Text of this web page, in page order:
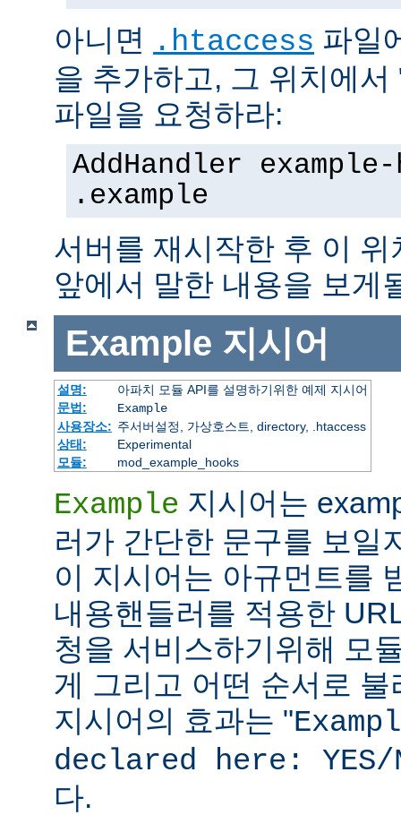
아니면 .htaccess 파일
을 추가하고, 그 위치에
파일을 요청하라:
AddHandler
.example
서버를 재시작한 후 이
앞에서 말한 내용을 보게
Example 지시어
설명:
아파치 모듈 API를 설명하기위한 예제 지시어
문법:
Example
사용장소: 주서버설정, 가상호스트, directory, .htaccess
상태:
Experimental
모듈:
mod_example_hooks
Example 지시어는
러가 간단한 문구를 보일
이 지시어는 아규먼트를
내용핸들러를 적용한
청을 서비스하기위해 모
게 그리고 어떤 순서로
지시어의 효과는 "
declared here: YES/
다.